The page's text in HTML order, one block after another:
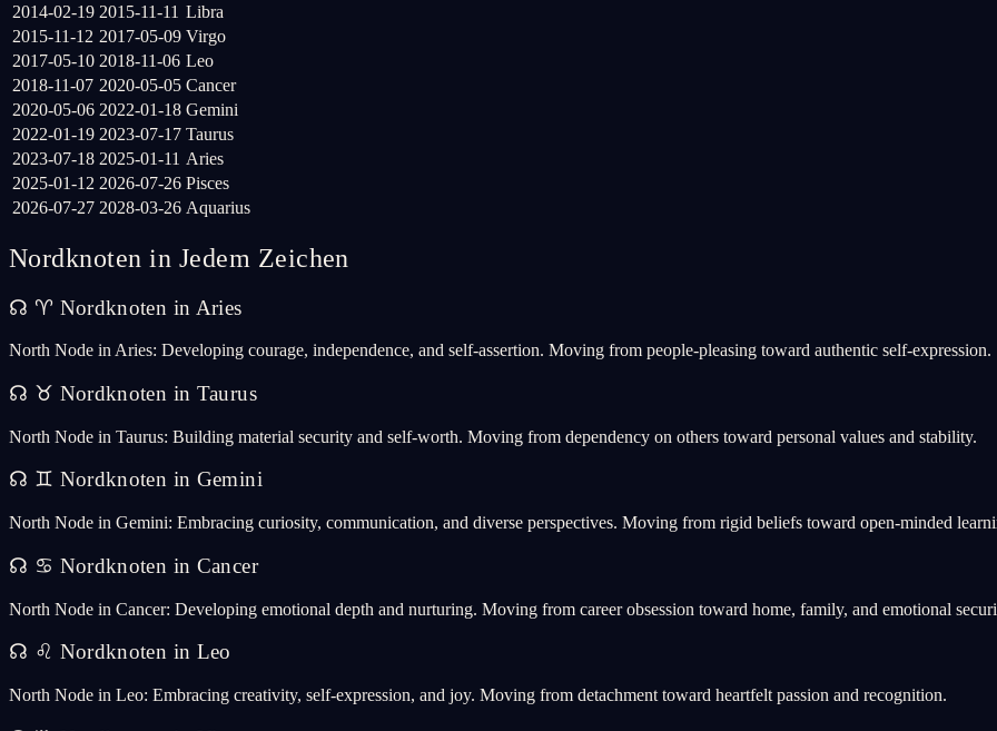
2014-02-19 2015-11-11 Libra
2015-11-12 2017-05-09 Virgo
2017-05-10 2018-11-06 Leo
2018-11-07 2020-05-05 Cancer
2020-05-06 2022-01-18 Gemini
2022-01-19 2023-07-17 Taurus
2023-07-18 2025-01-11 Aries
2025-01-12 2026-07-26 Pisces
2026-07-27 2028-03-26 Aquarius
Nordknoten in Jedem Zeichen
☊ ♈ Nordknoten in Aries
North Node in Aries: Developing courage, independence, and self-assertion. Moving from people-pleasing toward authentic self-expression.
☊ ♉ Nordknoten in Taurus
North Node in Taurus: Building material security and self-worth. Moving from dependency on others toward personal values and stability.
☊ ♊ Nordknoten in Gemini
North Node in Gemini: Embracing curiosity, communication, and diverse perspectives. Moving from rigid beliefs toward open-minded
☊ ♋ Nordknoten in Cancer
North Node in Cancer: Developing emotional depth and nurturing. Moving from career obsession toward home, family, and emotional
☊ ♌ Nordknoten in Leo
North Node in Leo: Embracing creativity, self-expression, and joy. Moving from detachment toward heartfelt passion and recognition.